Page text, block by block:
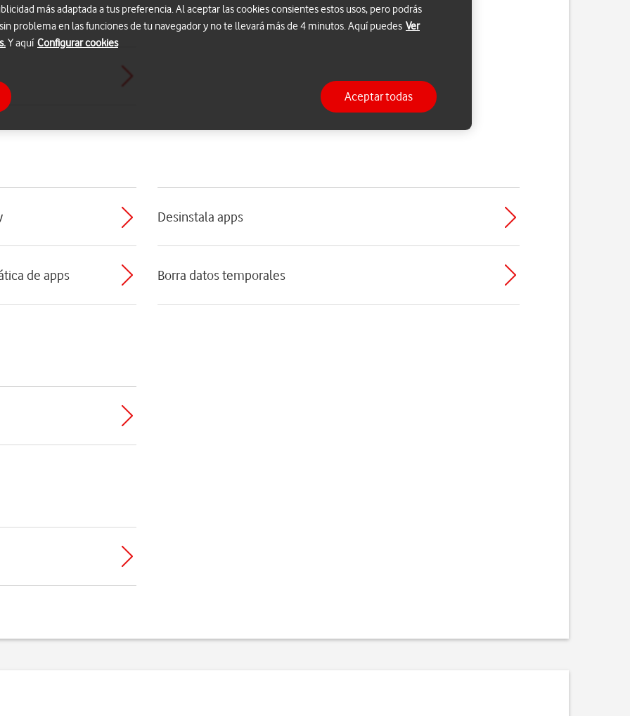
Desinstala apps
de apps Borra datos temporales
más adaptada a tus preferencia. Al aceptar las cookies consientes estos usos, pero podrás
problema en las funciones de tu navegador y no te llevará más de 4 minutos. Aquí puedes Ver
Y aquí Configurar cookies
Aceptar todas